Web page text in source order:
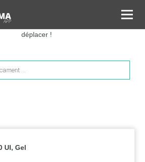
sur vos médicaments, leurs prix et
total de votre ordonnance, sans vous
déplacer !
UI, Gel